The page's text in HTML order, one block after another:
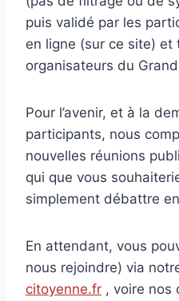
puis validé par les
en ligne (sur ce site) et
organisateurs du
Pour l’avenir, et à la
participants, nous
nouvelles réunions
qui que vous
simplement débattre
En attendant, vous
nous rejoindre) via
citoyenne.fr , voire nos